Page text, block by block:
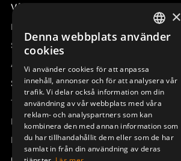
Våra radiostyrningar – översikt
Remotus
Sesam
Access_Ctrl
Support
Teknisk support
Boka service
Manualer och videoinstruktioner
SWEDISH
DEUTSCH
×
Denna webbplats använder
cookies
Vi använder cookies för att anpassa
innehåll, annonser och för att analysera vår
trafik. Vi delar också information om din
användning av vår webbplats med våra
reklam- och analyspartners som kan
kombinera den med annan information som
du har tillhandahållit dem eller som de har
samlat in från din användning av deras